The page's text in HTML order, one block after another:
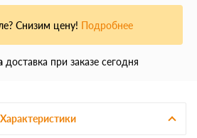
Снизим цену! Подробнее
доставка при заказе сегодня
Характеристики